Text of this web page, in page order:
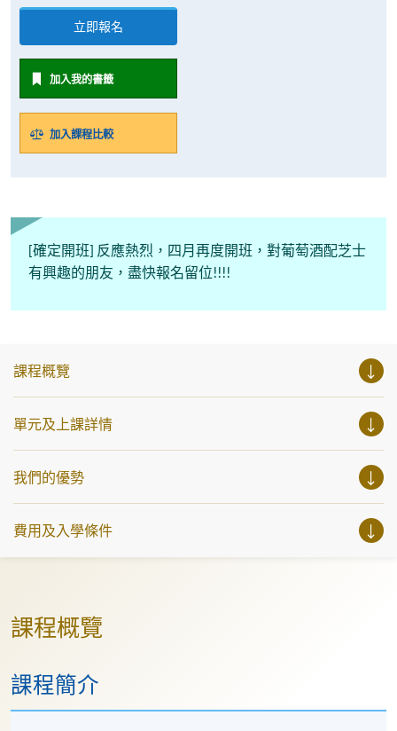
立即報名
加入我的書籤
加入課程比較
[確定開班] 反應熱烈，四月再度開班，對葡萄酒配芝士
有興趣的朋友，盡快報名留位!!!!
課程概覽
單元及上課詳情
我們的優勢
費用及入學條件
課程概覽
課程簡介